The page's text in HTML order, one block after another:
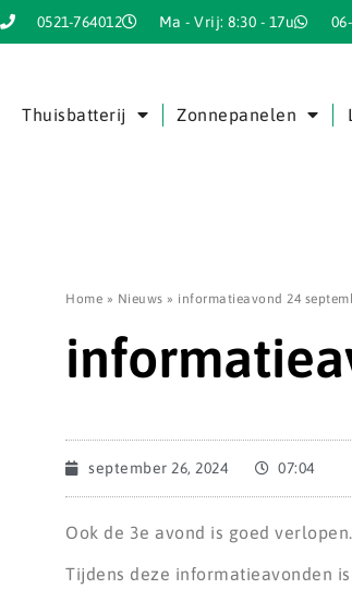
0521-764012 Ma - Vrij: 8:30 - 17u
Thuisbatterij Zonnepanelen
Home » Nieuws » informatieavond 24
september 26, 2024 07:04
Ook de 3e avond is goed
Tijdens deze informatieavonden